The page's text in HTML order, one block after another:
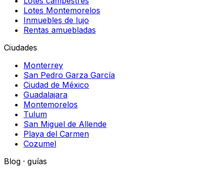
Lotes Montemorelos
Inmuebles de lujo
Rentas amuebladas
Ciudades
Monterrey
San Pedro Garza García
Ciudad de México
Guadalajara
Montemorelos
Tulum
San Miguel de Allende
Playa del Carmen
Cozumel
Blog · guías